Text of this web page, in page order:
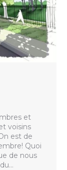
et
voisins
est de
Quoi
de nous